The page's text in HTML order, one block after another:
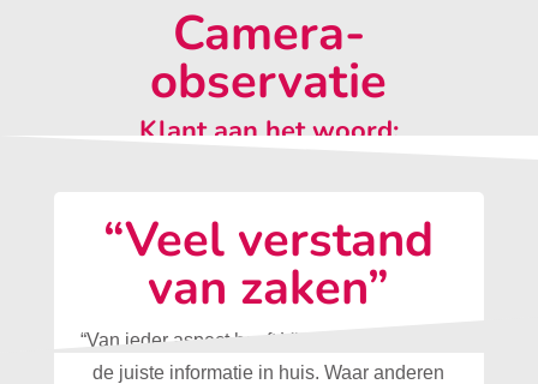
Camera-
observatie
Klant aan het woord:
“Veel verstand
van zaken”
“Van ieder aspect heeft Vleugels Beveiliging
de juiste informatie in huis. Waar anderen